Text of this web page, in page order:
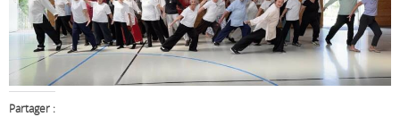
Partager :